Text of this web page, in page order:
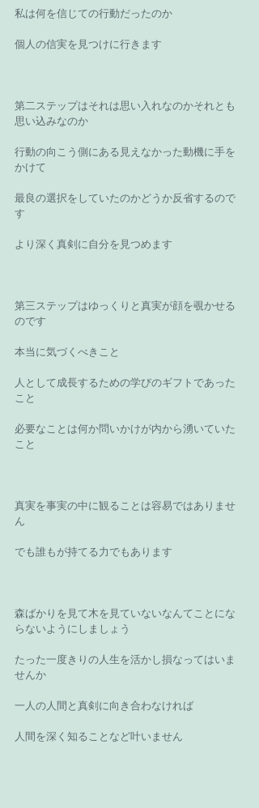
私は何を信じての行動だったのか
個人の信実を見つけに行きます
第二ステップはそれは思い入れなのかそれとも
思い込みなのか
行動の向こう側にある見えなかった動機に手を
かけて
最良の選択をしていたのかどうか反省するので
す
より深く真剣に自分を見つめます
第三ステップはゆっくりと真実が顔を覗かせる
のです
本当に気づくべきこと
人として成長するための学びのギフトであった
こと
必要なことは何か問いかけが内から湧いていた
こと
真実を事実の中に観ることは容易ではありませ
ん
でも誰もが持てる力でもあります
森ばかりを見て木を見ていないなんてことにな
らないようにしましょう
たった一度きりの人生を活かし損なってはいま
せんか
一人の人間と真剣に向き合わなければ
人間を深く知ることなど叶いません